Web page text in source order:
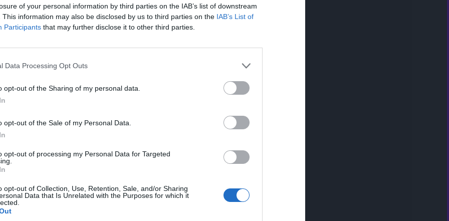
of your personal information by third parties on the IAB’s list of downstream
This information may also be disclosed by us to third parties on the IAB’s List of
Participants that may further disclose it to other third parties.
Data Processing Opt Outs
opt-out of the Sharing of my personal data.
opt-out of the Sale of my Personal Data.
opt-out of processing my Personal Data for Targeted
opt-out of Collection, Use, Retention, Sale, and/or Sharing
Data that Is Unrelated with the Purposes for which it
i luksusowe warunki. Możesz spróbować
na białym piasku. To idealne miejsce na
rozważyć Varadero lub Cayo Coco. Varadero
i szeroką ofertą atrakcji. Cayo Coco
spokoju i natury. Oba miejsca oferują
przygody.
na Podróż
w takich miastach jak Frankfurt czy
Kuby są od listopada do kwietnia, kiedy panuje
który trwa od czerwca do
wakacji.
wielu czynników - rodzaju zakwaterowania,
i jedzenia to około 50-100 USD